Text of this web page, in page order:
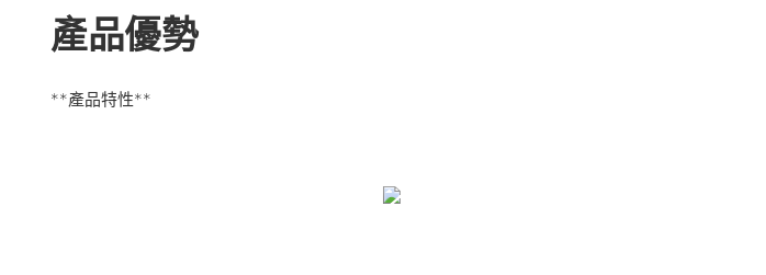
產品優勢
**產品特性**